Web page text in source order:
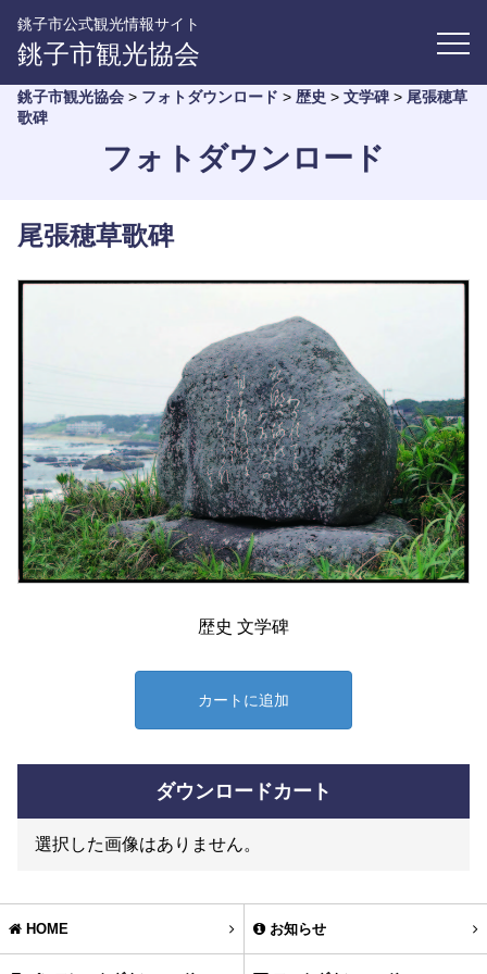
銚子市公式観光情報サイト
銚子市観光協会
銚子市観光協会 > フォトダウンロード > 歴史 > 文学碑 > 尾張穂草
歌碑
フォトダウンロード
尾張穂草歌碑
歴史 文学碑
カートに追加
ダウンロードカート
選択した画像はありません。
HOME お知らせ